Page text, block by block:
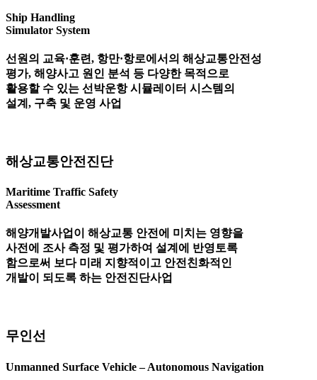
Ship Handling
Simulator System
선원의 교육·훈련, 항만·항로에서의 해상교통안전성
평가, 해양사고 원인 분석 등 다양한 목적으로
활용할 수 있는 선박운항 시뮬레이터 시스템의
설계, 구축 및 운영 사업
해상교통안전진단
Maritime Traffic Safety
Assessment
해양개발사업이 해상교통 안전에 미치는 영향을
사전에 조사 측정 및 평가하여 설계에 반영토록
함으로써 보다 미래 지향적이고 안전친화적인
개발이 되도록 하는 안전진단사업
무인선
Unmanned Surface Vehicle – Autonomous Navigation